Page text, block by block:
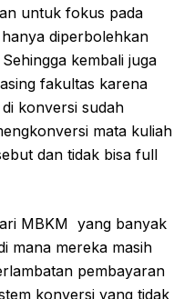
untuk fokus pada
diperbolehkan
kembali juga
fakultas karena
konversi sudah
mata kuliah
dan tidak bisa full
MBKM yang banyak
mana mereka masih
pembayaran
konversi yang tidak